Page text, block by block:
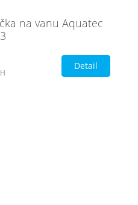
na vanu Aquatec
Detail